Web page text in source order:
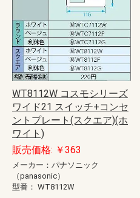
WT8112W コスモシリーズ
ワイド21 スイッチ+コンセ
ントプレート(スクエア)(ホ
ワイト)
販売価格: ￥363
メーカー：パナソニック
（panasonic）
型番： WT8112W